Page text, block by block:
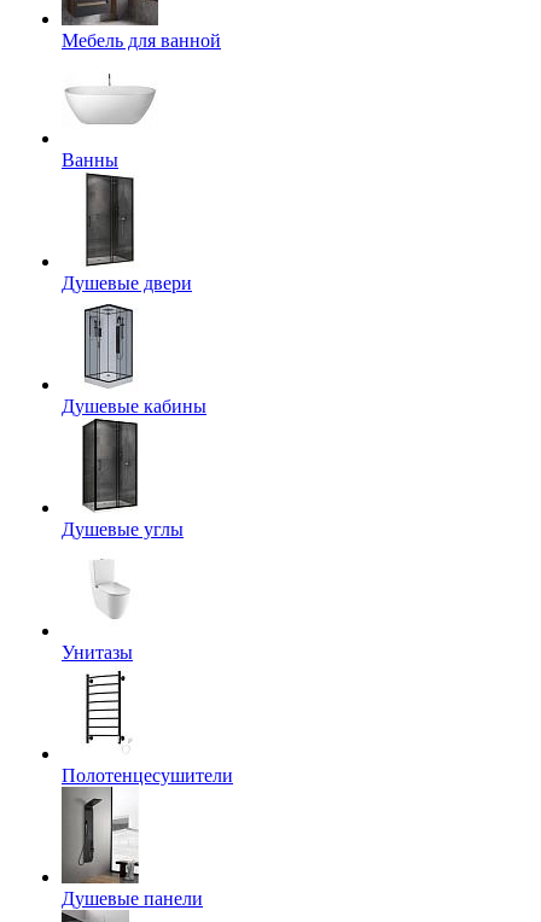
Мебель для ванной
Ванны
Душевые двери
Душевые кабины
Душевые углы
Унитазы
Полотенцесушители
Душевые панели